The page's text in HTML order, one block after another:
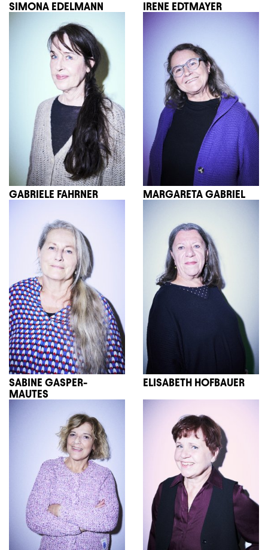
SIMONA EDELMANN IRENE EDTMAYER
GABRIELE FAHRNER MARGARETA GABRIEL
SABINE GASPER-
MAUTES
ELISABETH HOFBAUER